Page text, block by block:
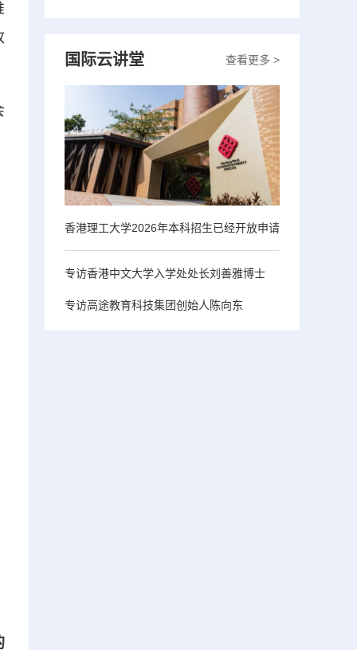
查看更多 >
国际云讲堂
香港理工大学2026年本科招生已经开放申请
专访香港中文大学入学处处长刘善雅博士
专访高途教育科技集团创始人陈向东